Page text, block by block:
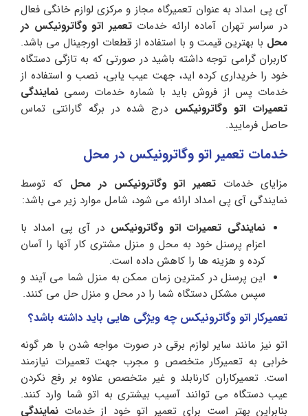
آی پی امداد به عنوان تعمیرگاه مجاز و مرکزی لوازم خانگی فعال
در سراسر تهران آماده ارائه خدمات تعمیر اتو وگاترونیکس در
محل با بهترین قیمت و با استفاده از قطعات اورجینال می باشد.
کاربران گرامی توجه داشته باشید در صورتی که به تازگی دستگاه
خود را خریداری کرده اید، جهت عیب یابی، نصب و استفاده از
خدمات پس از فروش باید با شماره خدمات رسمی نمایندگی
تعمیرات اتو وگاترونیکس درج شده در برگه گارانتی تماس
حاصل فرمایید.
خدمات تعمیر اتو وگاترونیکس در محل
مزایای خدمات تعمیر اتو وگاترونیکس در محل که توسط
نمایندگی آی پی امداد ارائه می شود، شامل موارد زیر می باشد:
نمایندگی تعمیرات اتو وگاترونیکس در آی پی امداد با
اعزام پرسنل خود به محل و منزل مشتری کار آنها را آسان
کرده و هزینه ها را کاهش داده است.
این پرسنل در کمترین زمان ممکن به منزل شما می آیند و
سپس مشکل دستگاه شما را در محل و منزل حل می کنند.
تعمیرکار اتو وگاترونیکس چه ویژگی هایی باید داشته باشد؟
اتو نیز مانند سایر لوازم برقی در صورت مواجه شدن با هر گونه
خرابی به تعمیرکار متخصص و مجرب جهت تعمیرات نیازمند
است. تعمیرکاران کارنابلد و غیر متخصص علاوه بر رفع نکردن
عیب دستگاه می توانند آسیب بیشتری به اتو شما وارد کنند.
بنابراین بهتر است برای تعمیر اتو خود از خدمات نمایندگی